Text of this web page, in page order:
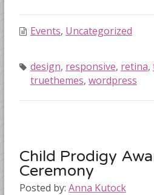
Events, Uncategorized
design, responsive, retina,
truethemes, wordpress
Child Prodigy
Ceremony
Posted by: Anna Kutock